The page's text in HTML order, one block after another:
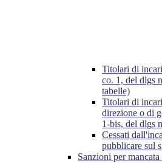
Titolari di
co. 1, del dlgs
tabelle)
Titolari di
direzione o di
1-bis, del dlgs
Cessati
pubblicare sul
Sanzioni per